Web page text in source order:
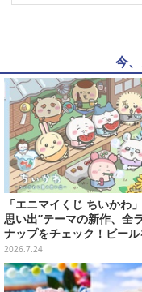
今
「エニマイくじ ちいかわ
思い出”テーマの新作、全
ナップをチェック！ビー
「くりまんじゅう」ぬいぐ
ど
2026.7.24